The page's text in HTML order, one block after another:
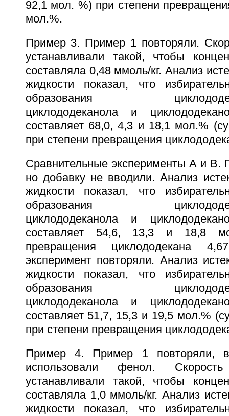
92,1 мол. %) при степени
мол.%.
Пример 3. Пример 1 повторяли.
устанавливали такой, чтобы
составляла 0,48 ммоль/кг. Анализ
жидкости показал, что
образования
циклододеканола и
составляет 68,0, 4,3 и 18,1 мол.%
при степени превращения
Сравнительные эксперименты A и B.
но добавку не вводили. Анализ
жидкости показал, что
образования
циклододеканола и
составляет 54,6, 13,3 и 18,8
превращения циклододекана
эксперимент повторяли. Анализ
жидкости показал, что
образования
циклододеканола и
составляет 51,7, 15,3 и 19,5 мол.%
при степени превращения
Пример 4. Пример 1 повторяли, в
использовали фенол.
устанавливали такой, чтобы
составляла 1,0 ммоль/кг. Анализ
жидкости показал, что